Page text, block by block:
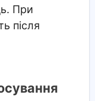
При
після